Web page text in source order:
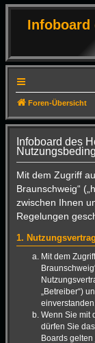
Infoboard
Foren-Übersicht
Infoboard des
Mit dem Zugriff
Braunschweig“
zwischen Ihnen
Regelungen
1. Nutzungsvertrag
Mit dem
„Betreiber“)
einverstanden.
Wenn Sie mit
dürfen Sie
Boards